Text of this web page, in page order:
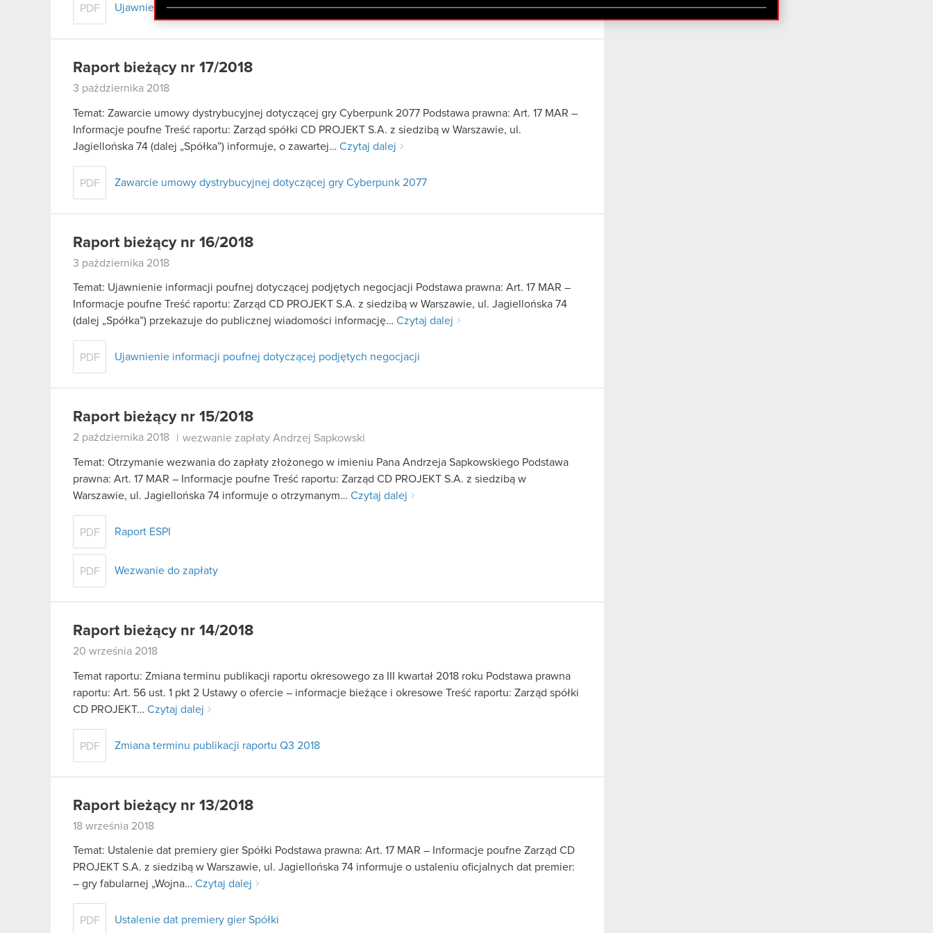
zgadasz się na używanie plików cookie.
PDF Ujawnienie stanu posiadania
Raport bieżący nr 17/2018
3 października 2018
Temat: Zawarcie umowy dystrybucyjnej dotyczącej gry Cyberpunk 2077 Podstawa prawna: Art. 17 MAR –
Informacje poufne Treść raportu: Zarząd spółki CD PROJEKT S.A. z siedzibą w Warszawie, ul.
Jagiellońska 74 (dalej „Spółka”) informuje, o zawartej… Czytaj dalej
PDF Zawarcie umowy dystrybucyjnej dotyczącej gry Cyberpunk 2077
Raport bieżący nr 16/2018
3 października 2018
Temat: Ujawnienie informacji poufnej dotyczącej podjętych negocjacji Podstawa prawna: Art. 17 MAR –
Informacje poufne Treść raportu: Zarząd CD PROJEKT S.A. z siedzibą w Warszawie, ul. Jagiellońska 74
(dalej „Spółka”) przekazuje do publicznej wiadomości informację… Czytaj dalej
PDF Ujawnienie informacji poufnej dotyczącej podjętych negocjacji
Raport bieżący nr 15/2018
2 października 2018 wezwanie zapłaty Andrzej Sapkowski
Temat: Otrzymanie wezwania do zapłaty złożonego w imieniu Pana Andrzeja Sapkowskiego Podstawa
prawna: Art. 17 MAR – Informacje poufne Treść raportu: Zarząd CD PROJEKT S.A. z siedzibą w
Warszawie, ul. Jagiellońska 74 informuje o otrzymanym… Czytaj dalej
PDF Raport ESPI
PDF Wezwanie do zapłaty
Raport bieżący nr 14/2018
20 września 2018
Temat raportu: Zmiana terminu publikacji raportu okresowego za III kwartał 2018 roku Podstawa prawna
raportu: Art. 56 ust. 1 pkt 2 Ustawy o ofercie – informacje bieżące i okresowe Treść raportu: Zarząd spółki
CD PROJEKT… Czytaj dalej
PDF Zmiana terminu publikacji raportu Q3 2018
Raport bieżący nr 13/2018
18 września 2018
Temat: Ustalenie dat premiery gier Spółki Podstawa prawna: Art. 17 MAR – Informacje poufne Zarząd CD
PROJEKT S.A. z siedzibą w Warszawie, ul. Jagiellońska 74 informuje o ustaleniu oficjalnych dat premier:
– gry fabularnej „Wojna… Czytaj dalej
PDF Ustalenie dat premiery gier Spółki